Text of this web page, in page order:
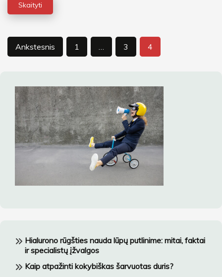
Skaityti
Įrašų
Ankstesnis 1 3 4
Hialurono rūgšties nauda lūpų putlinime: mitai, faktai
ir specialistų įžvalgos
Kaip atpažinti kokybiškas šarvuotas duris?